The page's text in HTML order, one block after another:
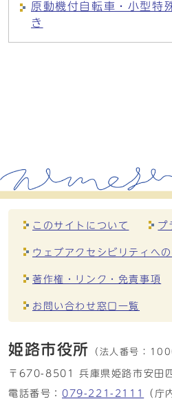
原動機付自転車・小型特
き
このサイトについて プ
ウェブアクセシビリティへ
著作権・リンク・免責事項
お問い合わせ窓口一覧
姫路市役所 （法人番号：
〒670-8501 兵庫県姫路市安田
電話番号： 079-221-2111
（庁